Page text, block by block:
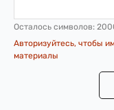
Осталось символов:
Авторизуйтесь, чтобы
материалы